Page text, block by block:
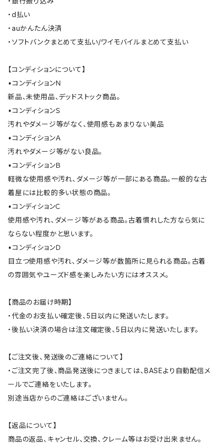
・d払い
・auかんたん決済
・ソフトバンクまとめて支払い/ワイモバイルまとめて支払い
【コンディションについて】
•コンディションＮ
新品、未使用品、デッドストック商品。
•コンディションＳ
汚れやダメージ等がなく、使用感もあまりない美品
•コンディションＡ
汚れやダメージ等がない良品。
•コンディションＢ
軽微な使用感や汚れ、ダメージ等が一部にある商品。一般的な古
着屋には比較的多い状態の商品。
•コンディションＣ
使用感や汚れ、ダメージ等がある商品。古着慣れした方なら気に
ならない程度かと思います。
•コンディションＤ
目立つ使用感や汚れ、ダメージ等が数箇所に見られる商品。古着
の雰囲気やユーズド感を楽しみたい方にはオススメ。
【商品のお届け時期】
・代金のお支払い確定後、5日以内に発送いたします。
・後払い決済の場合は注文確定後、5日以内に発送いたします。
【ご注文後、発送後のご連絡について】
・ご注文完了後、商品発送後につきましては、BASEより自動配信メ
ールでご連絡をいたします。
別途当店からのご連絡はございません。
【返品について】
商品の返品、キャンセル、交換、クレーム等はお受け出来ません。